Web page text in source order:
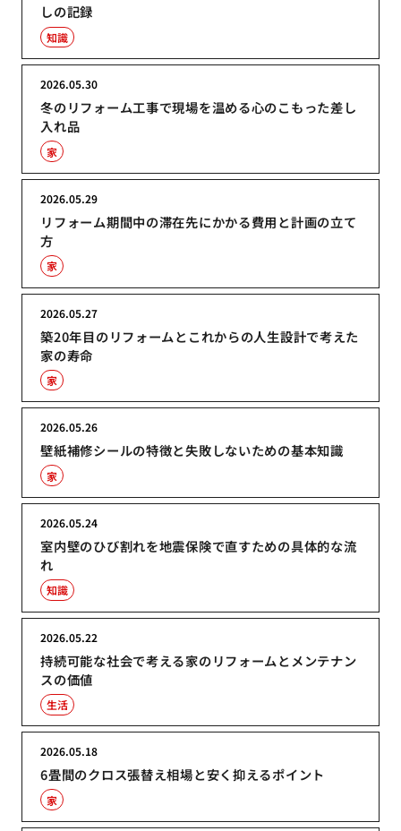
しの記録
知識
冬のリフォーム工事で現場を温める心のこもった差し
入れ品
2026.05.30
家
リフォーム期間中の滞在先にかかる費用と計画の立て
方
2026.05.29
家
築20年目のリフォームとこれからの人生設計で考えた
家の寿命
2026.05.27
家
壁紙補修シールの特徴と失敗しないための基本知識
2026.05.26
家
室内壁のひび割れを地震保険で直すための具体的な流
れ
2026.05.24
知識
持続可能な社会で考える家のリフォームとメンテナン
スの価値
2026.05.22
生活
6畳間のクロス張替え相場と安く抑えるポイント
2026.05.18
家